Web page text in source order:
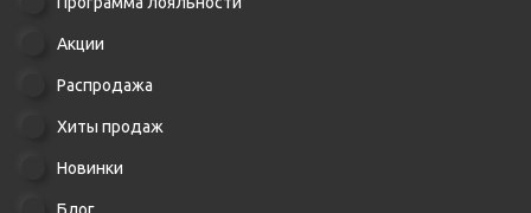
Акции
Распродажа
Хиты продаж
Новинки
Блог